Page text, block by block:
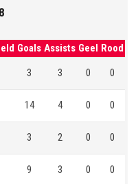
Goals Assists Geel Rood
3 3 0 0
14 4 0 0
3 2 0 0
9 3 0 0